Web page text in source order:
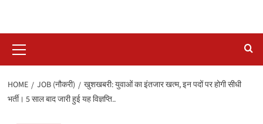
Menu
HOME JOB (नौकरी)
खुशखबरी: युवाओं का इंतजार खत्म, इन पदों पर होगी सीधी
भर्ती। 5 साल बाद जारी हुई यह विज्ञप्ति..